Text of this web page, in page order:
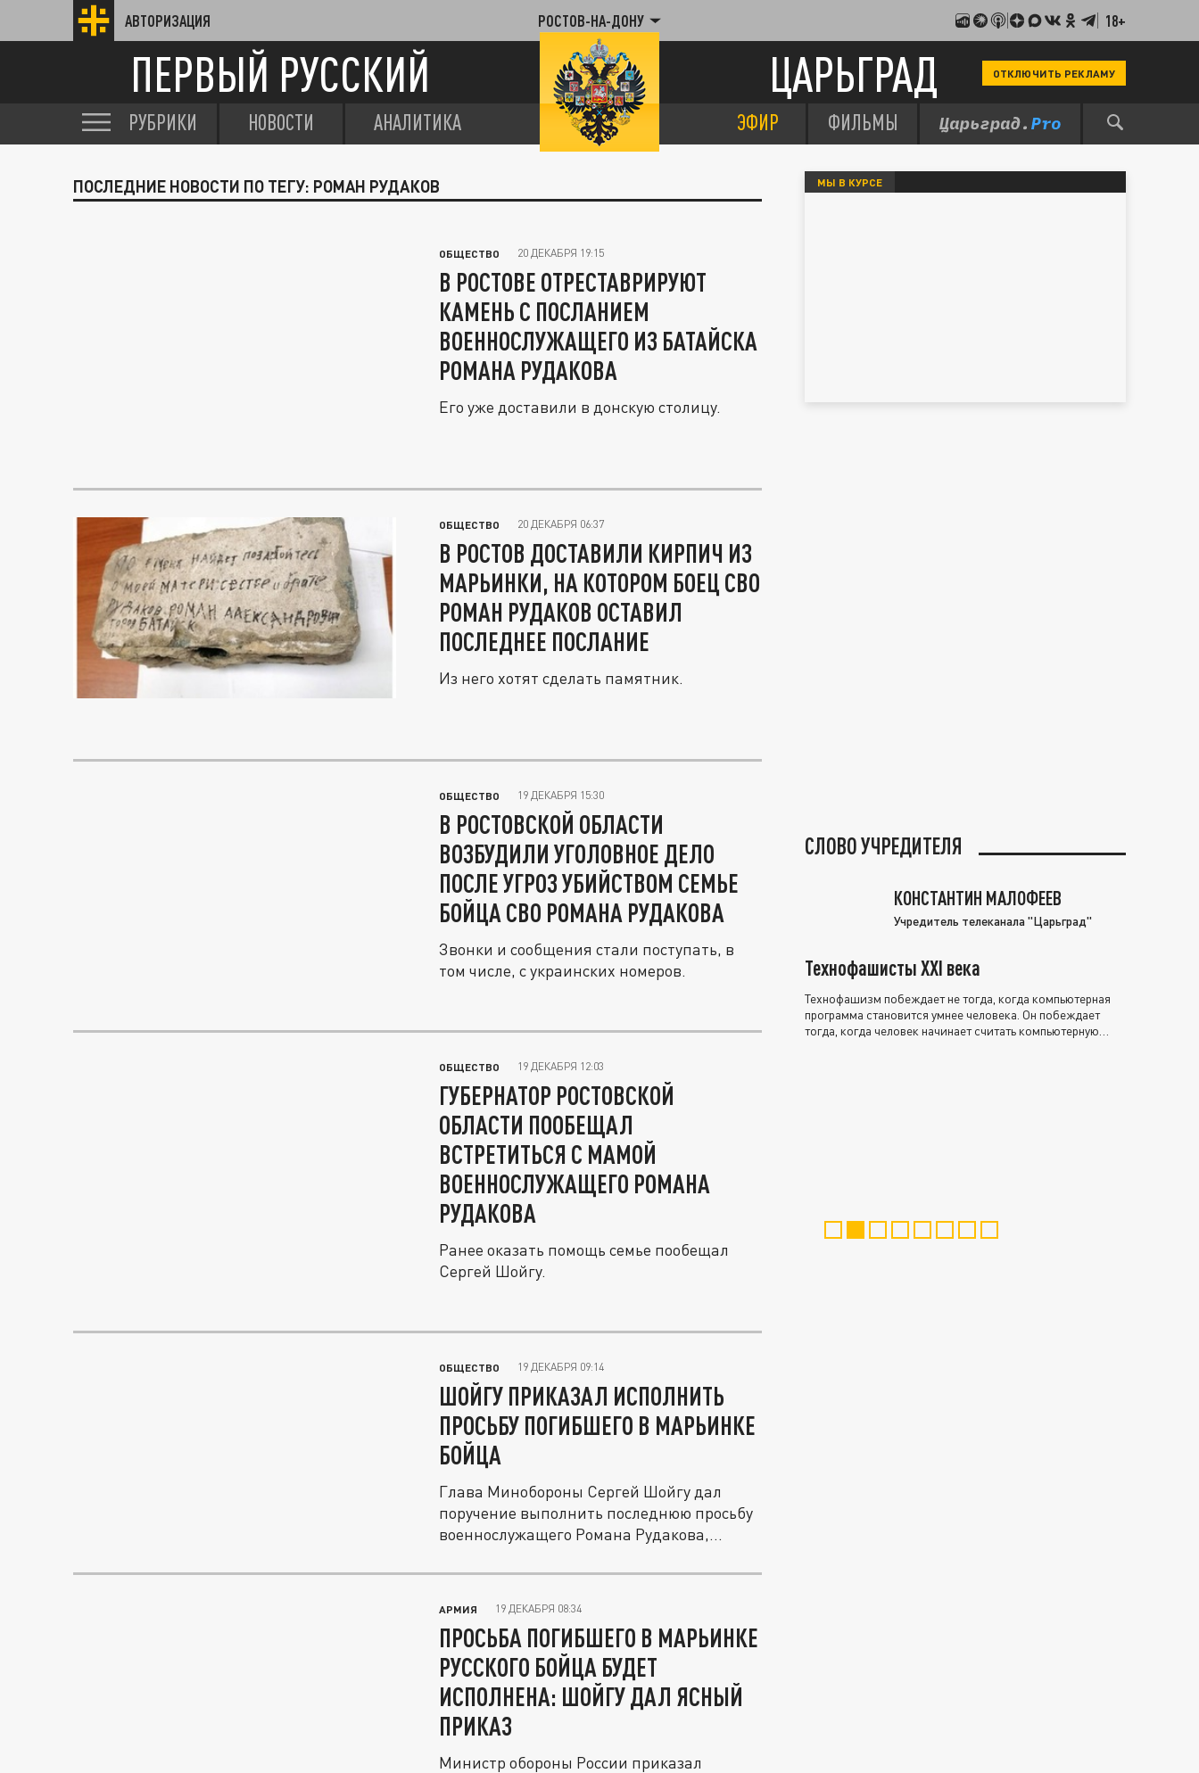
АВТОРИЗАЦИЯ РОСТОВ-НА-ДОНУ 18+
ПЕРВЫЙ РУССКИЙ ЦАРЬГРАД ОТКЛЮЧИТЬ РЕКЛАМУ
РУБРИКИ НОВОСТИ АНАЛИТИКА ЭФИР ФИЛЬМЫ
ПОСЛЕДНИЕ НОВОСТИ ПО ТЕГУ: РОМАН РУДАКОВ
ОБЩЕСТВО 20 ДЕКАБРЯ 19:15
В РОСТОВЕ ОТРЕСТАВРИРУЮТ
КАМЕНЬ С ПОСЛАНИЕМ
ВОЕННОСЛУЖАЩЕГО ИЗ БАТАЙСКА
РОМАНА РУДАКОВА
Его уже доставили в донскую столицу.
ОБЩЕСТВО 20 ДЕКАБРЯ 06:37
В РОСТОВ ДОСТАВИЛИ КИРПИЧ ИЗ
МАРЬИНКИ, НА КОТОРОМ БОЕЦ СВО
РОМАН РУДАКОВ ОСТАВИЛ
ПОСЛЕДНЕЕ ПОСЛАНИЕ
Из него хотят сделать памятник.
ОБЩЕСТВО 19 ДЕКАБРЯ 15:30
В РОСТОВСКОЙ ОБЛАСТИ
ВОЗБУДИЛИ УГОЛОВНОЕ ДЕЛО
ПОСЛЕ УГРОЗ УБИЙСТВОМ СЕМЬЕ
БОЙЦА СВО РОМАНА РУДАКОВА
Звонки и сообщения стали поступать, в
том числе, с украинских номеров.
ОБЩЕСТВО 19 ДЕКАБРЯ 12:03
ГУБЕРНАТОР РОСТОВСКОЙ
ОБЛАСТИ ПООБЕЩАЛ
ВСТРЕТИТЬСЯ С МАМОЙ
ВОЕННОСЛУЖАЩЕГО РОМАНА
РУДАКОВА
Ранее оказать помощь семье пообещал
Сергей Шойгу.
ОБЩЕСТВО 19 ДЕКАБРЯ 09:14
ШОЙГУ ПРИКАЗАЛ ИСПОЛНИТЬ
ПРОСЬБУ ПОГИБШЕГО В МАРЬИНКЕ
БОЙЦА
Глава Минобороны Сергей Шойгу дал
поручение выполнить последнюю просьбу
военнослужащего Романа Рудакова,...
АРМИЯ 19 ДЕКАБРЯ 08:34
ПРОСЬБА ПОГИБШЕГО В МАРЬИНКЕ
РУССКОГО БОЙЦА БУДЕТ
ИСПОЛНЕНА: ШОЙГУ ДАЛ ЯСНЫЙ
ПРИКАЗ
Министр обороны России приказал
МЫ В КУРСЕ
СЛОВО УЧРЕДИТЕЛЯ
КОНСТАНТИН МАЛОФЕЕВ
Учредитель телеканала "Царьград"
Технофашисты XXI века
Технофашизм побеждает не тогда, когда компьютерная
программа становится умнее человека. Он побеждает
тогда, когда человек начинает считать компьютерную